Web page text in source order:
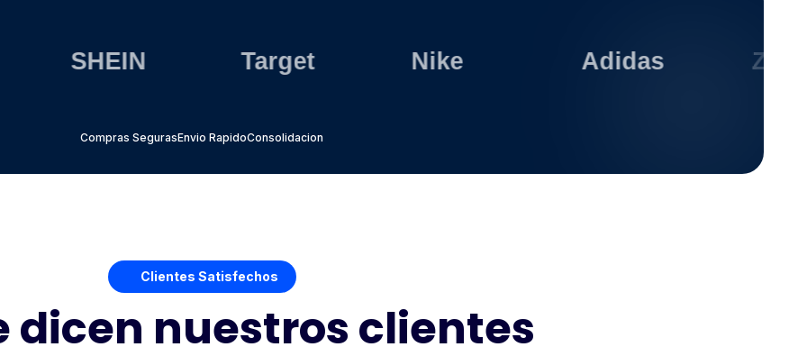
SHEIN Target Adidas
Compras SegurasEnvio RapidoConsolidacion
Clientes Satisfechos
dicen nuestros clientes